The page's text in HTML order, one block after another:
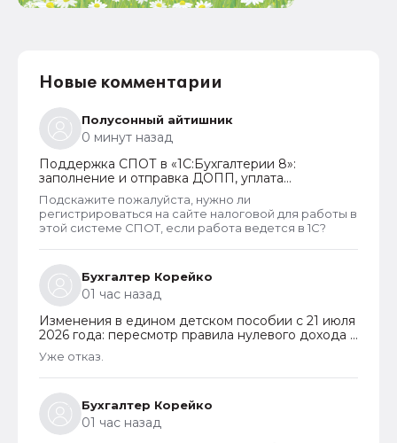
Новые комментарии
Полусонный айтишник
0 минут назад
Поддержка СПОТ в «1С:Бухгалтерии 8»:
заполнение и отправка ДОПП, уплата
обеспечительного платежа и получение QR-
кода
Подскажите пожалуйста, нужно ли
регистрироваться на сайте налоговой для работы в
этой системе СПОТ, если работа ведется в 1С?
Бухгалтер Корейко
01 час назад
Изменения в едином детском пособии с 21 июля
2026 года: пересмотр правила нулевого дохода и
новый порядок оформления пособий по месту
пребывания
Уже отказ.
Бухгалтер Корейко
01 час назад